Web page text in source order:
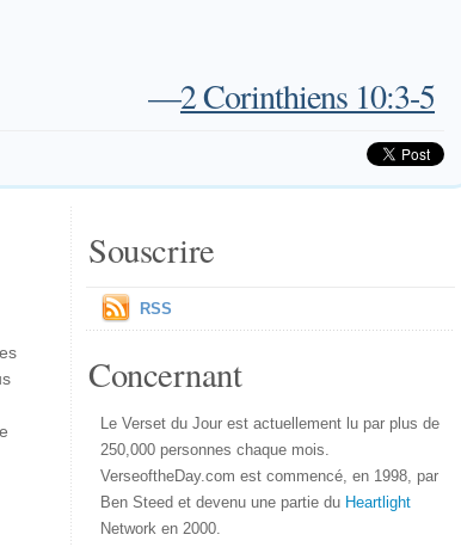
—2 Corinthiens 10:3-5
Souscrire
RSS
Concernant
Le Verset du Jour est actuellement lu par plus de
250,000 personnes chaque mois.
VerseoftheDay.com est commencé, en 1998, par
Ben Steed et devenu une partie du Heartlight
Network en 2000.